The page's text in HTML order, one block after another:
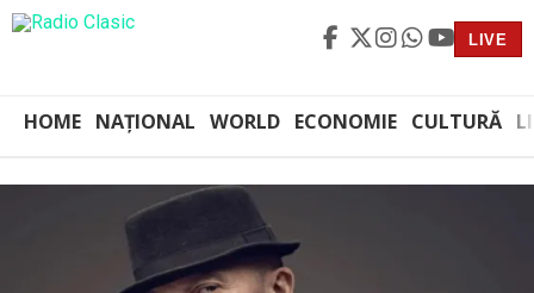
LIVE
HOME NAȚIONAL WORLD ECONOMIE CULTURĂ